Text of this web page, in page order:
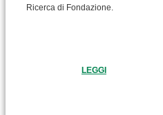
Ricerca di Fondazione.
LEGGI